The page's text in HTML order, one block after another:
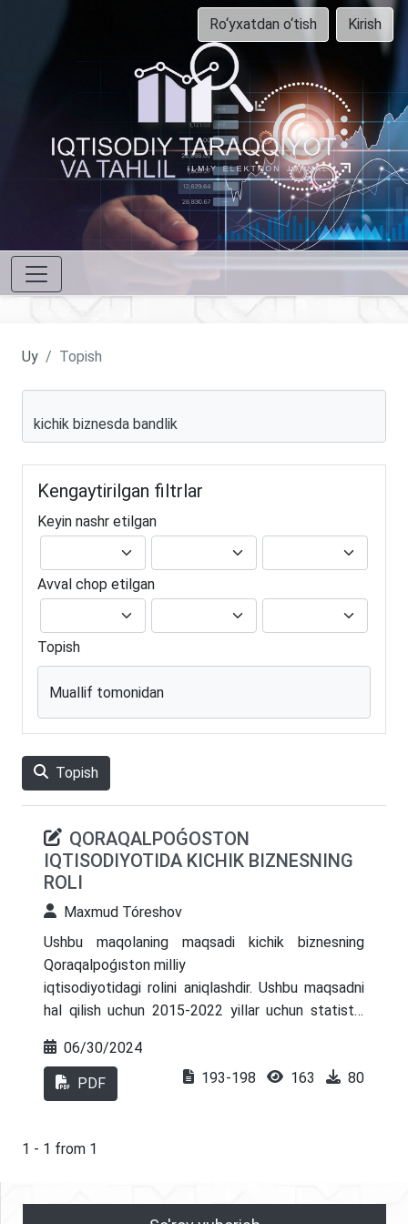
Ro‘yxatdan o‘tish Kirish
Uy Topish
Kengaytirilgan filtrlar
Keyin nashr etilgan
Avval chop etilgan
Topish
Muallif tomonidan
Topish
QORAQALPOǴOSTON
IQTISODIYOTIDA KICHIK BIZNESNING
ROLI
Maxmud Tóreshov
Ushbu maqolaning maqsadi kichik biznesning
Qoraqalpoǵıston milliy
iqtisodiyotidagi rolini aniqlashdir. Ushbu maqsadni
hal qilish uchun 2015-2022 yillar uchun statistik
va rivojlanayotgan
mamlakatlarning milliy iqtisodiyotlari uchun kichik
biznesning roli ko'rsatilgan, bandlik,
tuzilishi, byudjet va byudjetdan tashqari
Qoraqalpoǵıstonda kichik tadbirkorlik bo'yicha
06/30/2024
PDF 193-198 163 80
1 - 1 from 1